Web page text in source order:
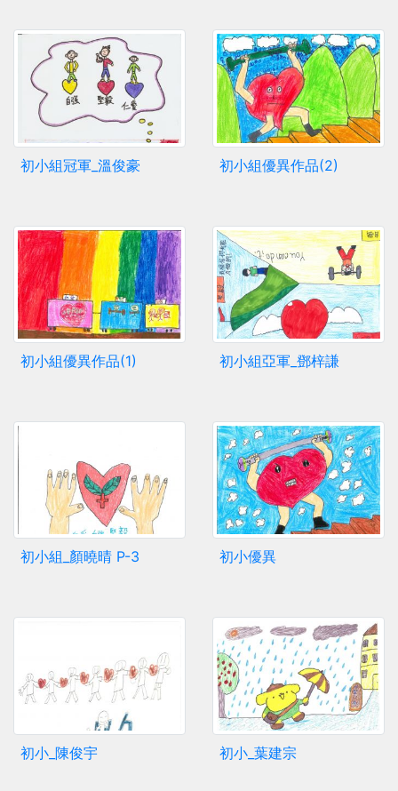
初小組冠軍_溫俊豪 初小組優異作品(2)
初小組優異作品(1) 初小組亞軍_鄧梓謙
初小組_顏曉晴 P-3 初小優異
初小_陳俊宇 初小_葉建宗